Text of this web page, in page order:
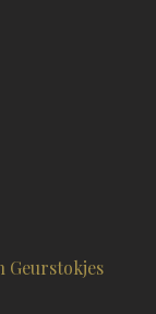
Geurstokjes